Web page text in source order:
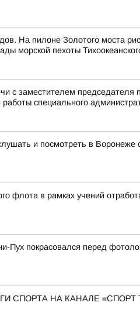
На пилоне Золотого моста
морской пехоты
с заместителем
специального
и посмотреть в Воронеже
флота в рамках учений
Пух покрасовался перед
СПОРТА НА КАНАЛЕ «СПОРТ